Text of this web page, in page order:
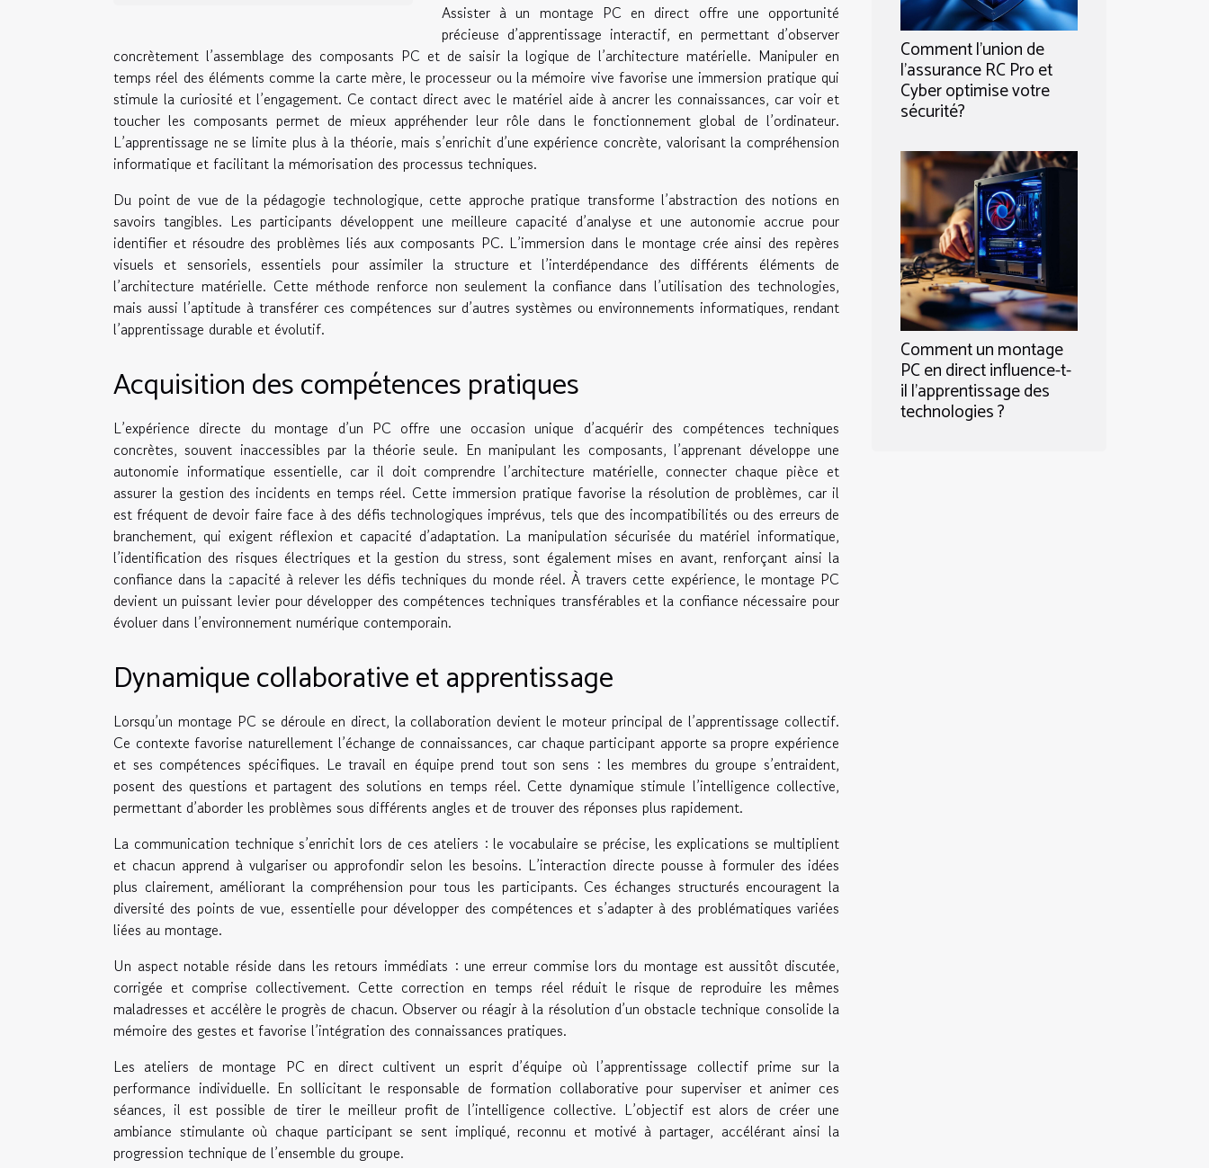
Assister à un montage PC en direct offre une opportunité
précieuse d’apprentissage interactif, en permettant d’observer
concrètement l’assemblage des composants PC et de saisir la logique de l’architecture matérielle. Manipuler en
temps réel des éléments comme la carte mère, le processeur ou la mémoire vive favorise une immersion pratique qui
stimule la curiosité et l’engagement. Ce contact direct avec le matériel aide à ancrer les connaissances, car voir et
toucher les composants permet de mieux appréhender leur rôle dans le fonctionnement global de l’ordinateur.
L’apprentissage ne se limite plus à la théorie, mais s’enrichit d’une expérience concrète, valorisant la compréhension
informatique et facilitant la mémorisation des processus techniques.
Du point de vue de la pédagogie technologique, cette approche pratique transforme l’abstraction des notions en
savoirs tangibles. Les participants développent une meilleure capacité d’analyse et une autonomie accrue pour
identifier et résoudre des problèmes liés aux composants PC. L’immersion dans le montage crée ainsi des repères
visuels et sensoriels, essentiels pour assimiler la structure et l’interdépendance des différents éléments de
l’architecture matérielle. Cette méthode renforce non seulement la confiance dans l’utilisation des technologies,
mais aussi l’aptitude à transférer ces compétences sur d’autres systèmes ou environnements informatiques, rendant
l’apprentissage durable et évolutif.
Acquisition des compétences pratiques
L’expérience directe du montage d’un PC offre une occasion unique d’acquérir des compétences techniques
concrètes, souvent inaccessibles par la théorie seule. En manipulant les composants, l’apprenant développe une
autonomie informatique essentielle, car il doit comprendre l’architecture matérielle, connecter chaque pièce et
assurer la gestion des incidents en temps réel. Cette immersion pratique favorise la résolution de problèmes, car il
est fréquent de devoir faire face à des défis technologiques imprévus, tels que des incompatibilités ou des erreurs de
branchement, qui exigent réflexion et capacité d’adaptation. La manipulation sécurisée du matériel informatique,
l’identification des risques électriques et la gestion du stress, sont également mises en avant, renforçant ainsi la
confiance dans la capacité à relever les défis techniques du monde réel. À travers cette expérience, le montage PC
devient un puissant levier pour développer des compétences techniques transférables et la confiance nécessaire pour
évoluer dans l’environnement numérique contemporain.
Dynamique collaborative et apprentissage
Lorsqu’un montage PC se déroule en direct, la collaboration devient le moteur principal de l’apprentissage collectif.
Ce contexte favorise naturellement l’échange de connaissances, car chaque participant apporte sa propre expérience
et ses compétences spécifiques. Le travail en équipe prend tout son sens : les membres du groupe s’entraident,
posent des questions et partagent des solutions en temps réel. Cette dynamique stimule l’intelligence collective,
permettant d’aborder les problèmes sous différents angles et de trouver des réponses plus rapidement.
La communication technique s’enrichit lors de ces ateliers : le vocabulaire se précise, les explications se multiplient
et chacun apprend à vulgariser ou approfondir selon les besoins. L’interaction directe pousse à formuler des idées
plus clairement, améliorant la compréhension pour tous les participants. Ces échanges structurés encouragent la
diversité des points de vue, essentielle pour développer des compétences et s’adapter à des problématiques variées
liées au montage.
Un aspect notable réside dans les retours immédiats : une erreur commise lors du montage est aussitôt discutée,
corrigée et comprise collectivement. Cette correction en temps réel réduit le risque de reproduire les mêmes
maladresses et accélère le progrès de chacun. Observer ou réagir à la résolution d’un obstacle technique consolide la
mémoire des gestes et favorise l’intégration des connaissances pratiques.
Les ateliers de montage PC en direct cultivent un esprit d’équipe où l’apprentissage collectif prime sur la
performance individuelle. En sollicitant le responsable de formation collaborative pour superviser et animer ces
séances, il est possible de tirer le meilleur profit de l’intelligence collective. L’objectif est alors de créer une
ambiance stimulante où chaque participant se sent impliqué, reconnu et motivé à partager, accélérant ainsi la
progression technique de l’ensemble du groupe.
Comment l'union de
l'assurance RC Pro et
Cyber optimise votre
sécurité?
Comment un montage
PC en direct influence-t-
il l'apprentissage des
technologies ?